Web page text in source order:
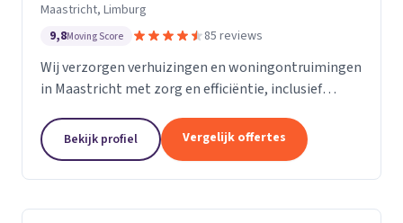
Maastricht, Limburg
9,8Moving Score 85 reviews
Wij verzorgen verhuizingen en woningontruimingen
in Maastricht met zorg en efficiëntie, inclusief
Bekijk profiel Vergelijk offertes